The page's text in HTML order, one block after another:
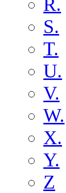
S.
T.
U.
V.
W.
X.
Y.
Z